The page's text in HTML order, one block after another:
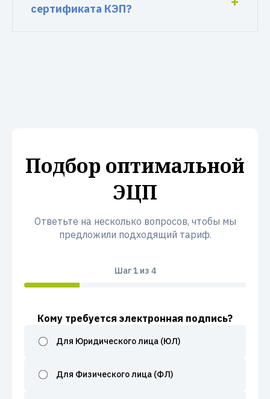
сертификата КЭП?
Подбор оптимальной
ЭЦП
Ответьте на несколько вопросов, чтобы мы
предложили подходящий тариф.
Шаг1из 4
Кому требуется электронная подпись?
Для Юридического лица (ЮЛ)
Для Физического лица (ФЛ)